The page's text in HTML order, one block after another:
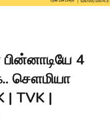
4
சௌமியா
| TVK |